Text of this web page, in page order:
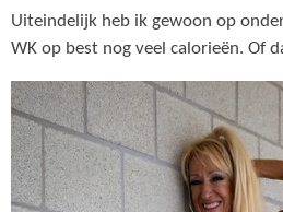
Uiteindelijk heb ik gewoon op
WK op best nog veel calorieën. Of